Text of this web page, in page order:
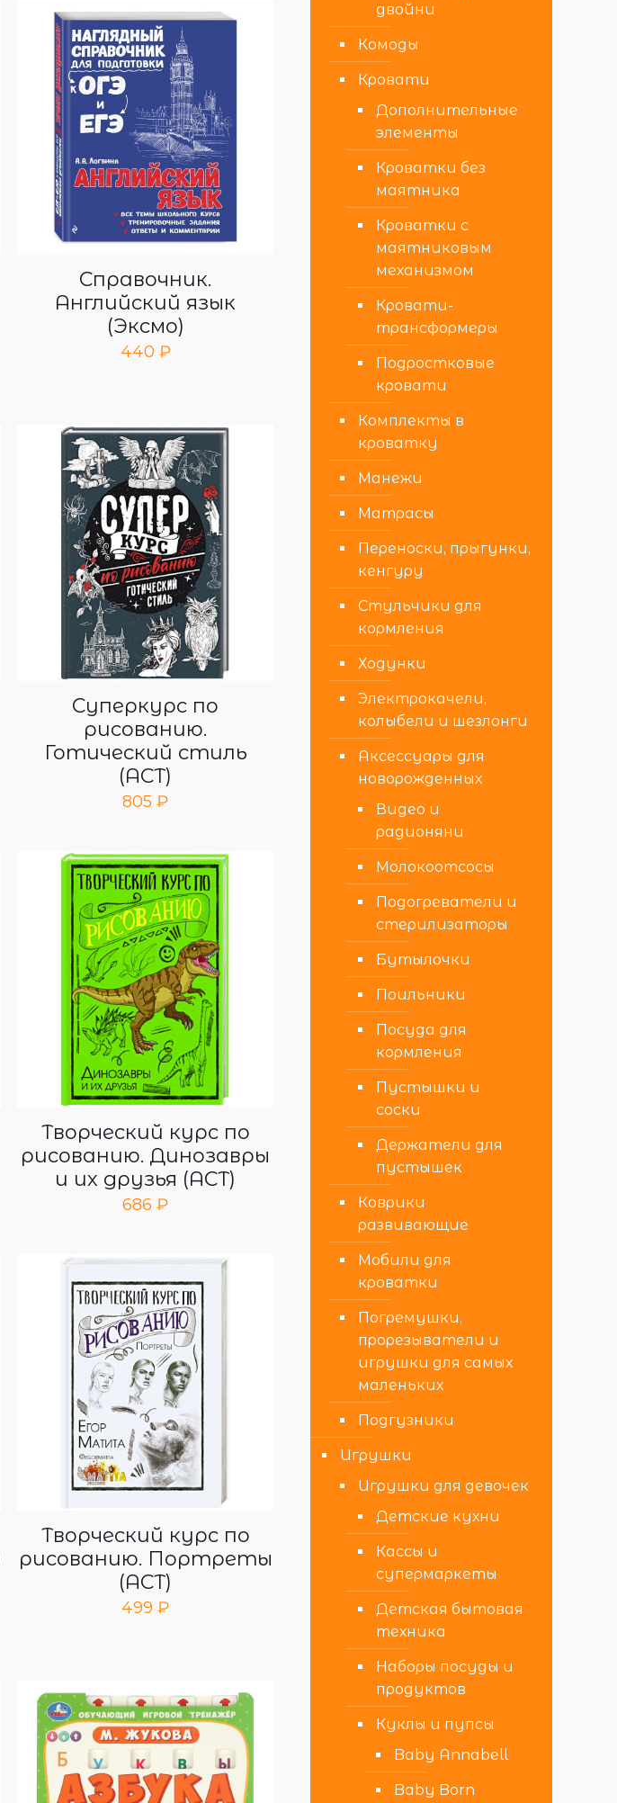
Справочник.
Английский язык
(Эксмо)
440 ₽
Суперкурс по
рисованию.
Готический стиль
(АСТ)
805₽
Творческий курс по
рисованию. Динозавры
и их друзья (АСТ)
686₽
Творческий курс по
рисованию. Портреты
(АСТ)
499₽
двойни
Комоды
Кровати
Дополнительные
элементы
Кроватки без
маятника
Кроватки с
маятниковым
механизмом
Кровати-
трансформеры
Подростковые
кровати
Комплекты в
кроватку
Манежи
Матрасы
Переноски, прыгунки,
кенгуру
Стульчики для
кормления
Ходунки
Электрокачели,
колыбели и шезлонги
Аксессуары для
новорожденных
Видео и
радионяни
Молокоотсосы
Подогреватели и
стерилизаторы
Бутылочки
Поильники
Посуда для
кормления
Пустышки и
соски
Держатели для
пустышек
Коврики
развивающие
Мобили для
кроватки
Погремушки,
прорезыватели и
игрушки для самых
маленьких
Подгузники
Игрушки
Игрушки для девочек
Детские кухни
Кассы и
супермаркеты
Детская бытовая
техника
Наборы посуды и
продуктов
Куклы и пупсы
Baby Annabell
Baby Born